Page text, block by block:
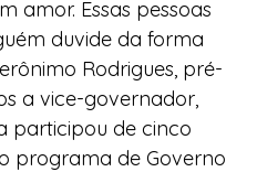
amor. Essas pessoas
duvide da forma
Rodrigues, pré-
a vice-governador,
participou de cinco
programa de Governo